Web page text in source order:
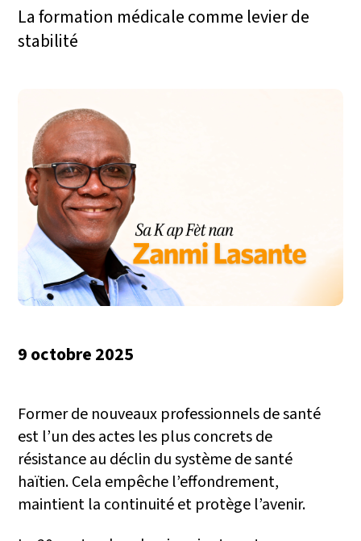
La formation médicale comme levier de
stabilité
9 octobre 2025
Former de nouveaux professionnels de santé
est l’un des actes les plus concrets de
résistance au déclin du système de santé
haïtien. Cela empêche l’effondrement,
maintient la continuité et protège l’avenir.